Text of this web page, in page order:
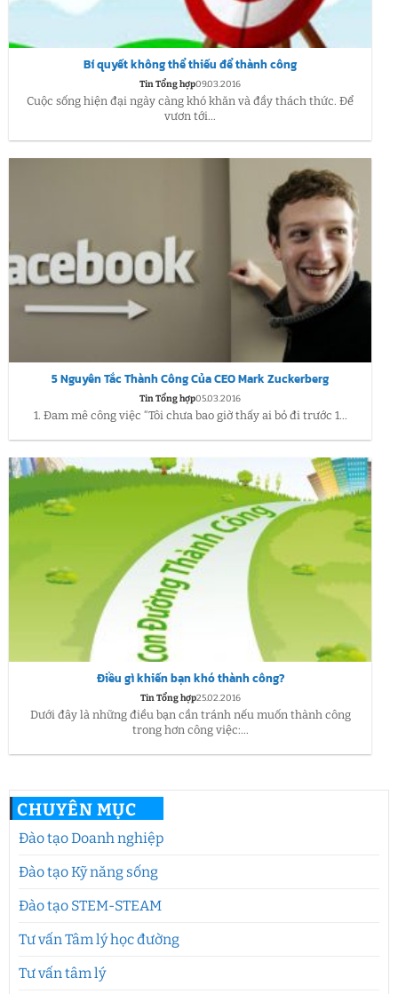
CHUYÊN MỤC
Đào tạo Doanh nghiệp
Đào tạo Kỹ năng sống
Đào tạo STEM-STEAM
Tư vấn Tâm lý học đường
Tư vấn tâm lý
Bí quyết không thể thiếu để thành công
Tin Tổng hợp09.03.2016
Cuộc sống hiện đại ngày càng khó khăn và đầy thách thức. Để
vươn tới...
5 Nguyên Tắc Thành Công Của CEO Mark Zuckerberg
Tin Tổng hợp05.03.2016
1. Đam mê công việc “Tôi chưa bao giờ thấy ai bỏ đi trước 1...
Điều gì khiến bạn khó thành công?
Tin Tổng hợp25.02.2016
Dưới đây là những điều bạn cần tránh nếu muốn thành công
trong hơn công việc:...